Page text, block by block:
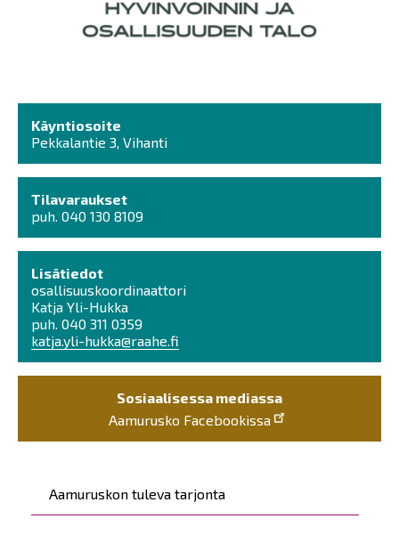
Päävalikko
Aamuruskon tuleva tarjonta
Käyntiosoite
Pekkalantie 3, Vihanti
Tilavaraukset
puh. 040 130 8109
Lisätiedot
osallisuuskoordinaattori
Katja Yli-Hukka
puh. 040 311 0359
katja.yli-hukka@raahe.fi
Sosiaalisessa mediassa
Aamurusko Facebookissa